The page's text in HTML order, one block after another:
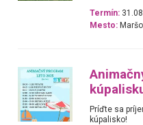
Termín:
Mesto:
Príďte sa
kúpalisko!